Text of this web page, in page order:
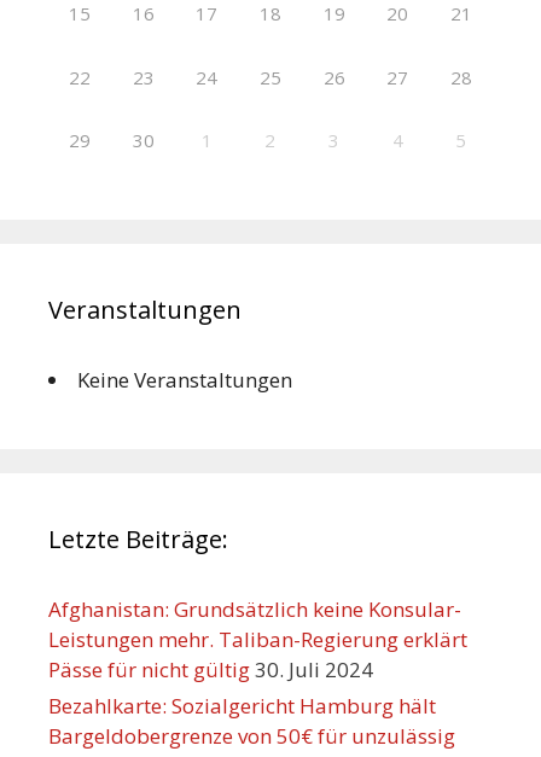
15 16 17 18 19 20 21
22 23 24 25 26 27 28
29 30 1 2 3 4 5
Veranstaltungen
Keine Veranstaltungen
Letzte Beiträge:
Afghanistan: Grundsätzlich keine Konsular-
Leistungen mehr. Taliban-Regierung erklärt
Pässe für nicht gültig30. Juli 2024
Bezahlkarte: Sozialgericht Hamburg hält
Bargeldobergrenze von 50€ für unzulässig